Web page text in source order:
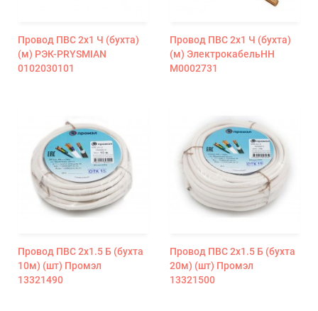
Провод ПВС 2х1 Ч (бухта)
(м) РЭК-PRYSMIAN
0102030101
Провод ПВС 2х1 Ч (бухта)
(м) ЭлектрокабельНН
М0002731
Провод ПВС 2х1.5 Б (бухта
10м) (шт) Промэл
13321490
Провод ПВС 2х1.5 Б (бухта
20м) (шт) Промэл
13321500